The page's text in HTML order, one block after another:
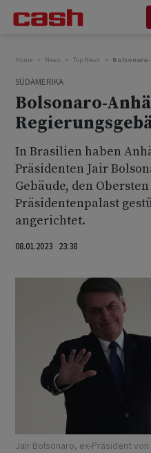
Home News Top News
SÜDAMERIKA
Bolsonaro-
In Brasilien haben
Präsidenten Jair
Gebäude, den
Präsidentenpalast
angerichtet.
08.01.2023 23:38
Jair Bolsonaro, ex-Präsident von